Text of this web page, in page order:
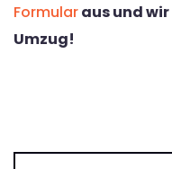
Formularaus und
Umzug!